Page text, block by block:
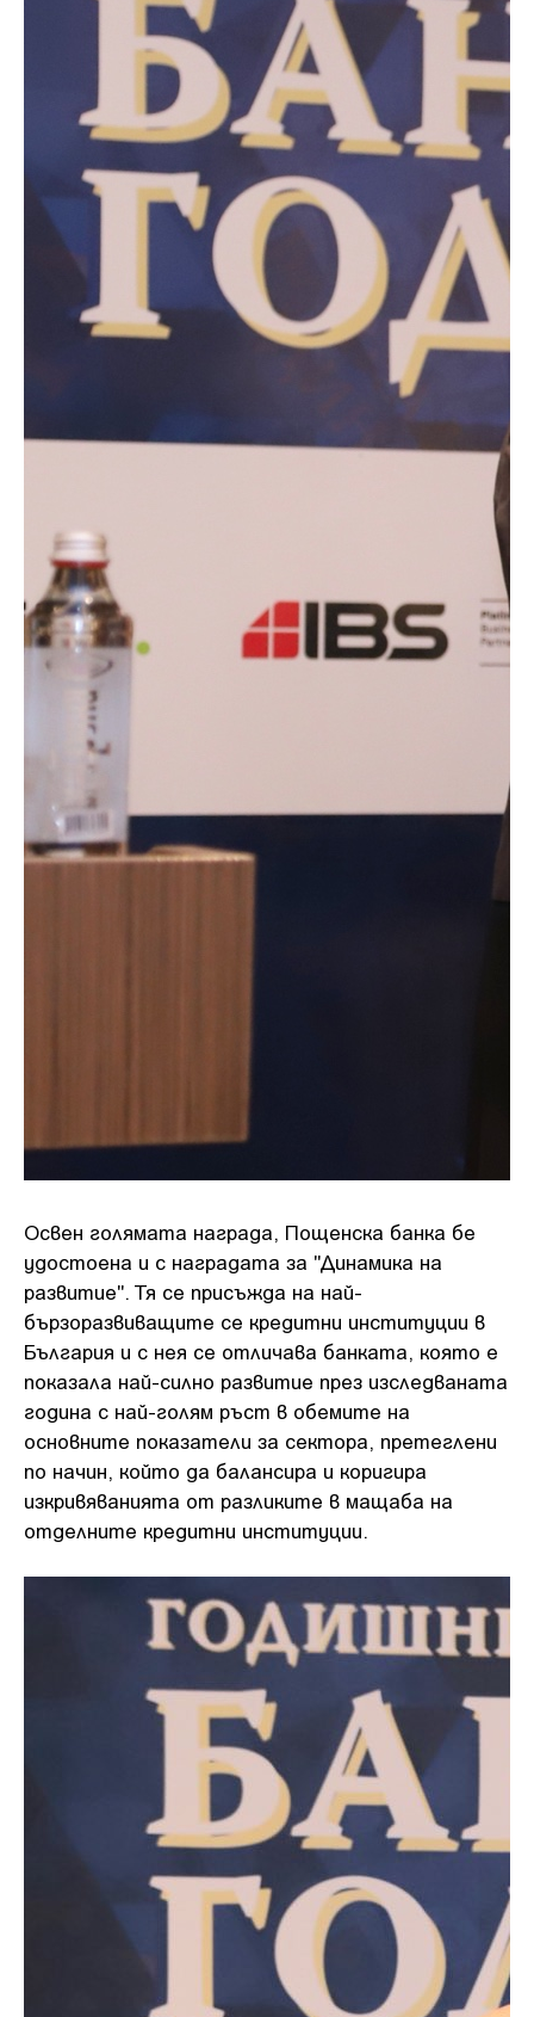
Освен голямата награда, Пощенска банка бе
удостоена и с наградата за "Динамика на
развитие". Тя се присъжда на най-
бързоразвиващите се кредитни институции в
България и с нея се отличава банката, която е
показала най-силно развитие през изследваната
година с най-голям ръст в обемите на
основните показатели за сектора, претеглени
по начин, който да балансира и коригира
изкривяванията от разликите в мащаба на
отделните кредитни институции.